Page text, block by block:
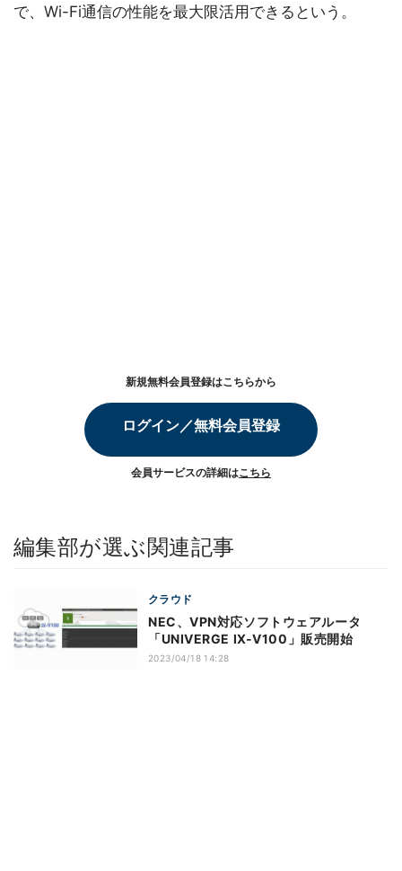
で、Wi-Fi通信の性能を最大限活用できるという。
新規無料会員登録はこちらから
ログイン／無料会員登録
会員サービスの詳細はこちら
編集部が選ぶ関連記事
クラウド
NEC、VPN対応ソフトウェアルータ
「UNIVERGE IX-V100」販売開始
2023/04/18 14:28